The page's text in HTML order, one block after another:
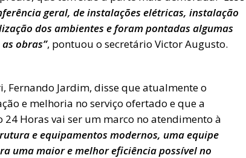
geral, de instalações elétricas, instalação
dos ambientes e foram pontadas algumas
obras”, pontuou o secretário Victor Augusto.
Fernando Jardim, disse que atualmente o
e melhoria no serviço ofertado e que a
Horas vai ser um marco no atendimento à
e equipamentos modernos, uma equipe
uma maior e melhor eficiência possível no